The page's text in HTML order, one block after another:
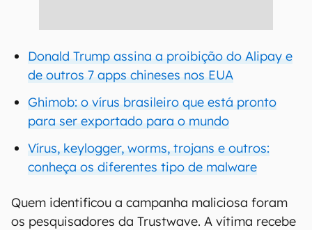
Donald Trump assina a proibição do Alipay e
de outros 7 apps chineses nos EUA
Ghimob: o vírus brasileiro que está pronto
para ser exportado para o mundo
Vírus, keylogger, worms, trojans e outros:
conheça os diferentes tipo de malware
Quem identificou a campanha maliciosa foram
os pesquisadores da Trustwave. A vítima recebe